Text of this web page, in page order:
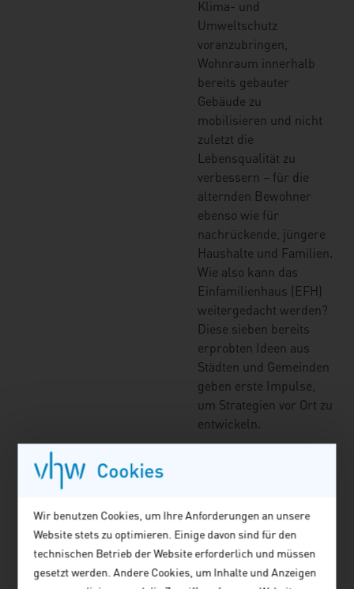
Cookies
Wir benutzen Cookies, um Ihre Anforderungen an unsere
Website stets zu optimieren. Einige davon sind für den
technischen Betrieb der Website erforderlich und müssen
gesetzt werden. Andere Cookies, um Inhalte und Anzeigen
Klima- und
Umweltschutz
voranzubringen,
Wohnraum innerhalb
bereits gebauter
Gebäude zu
mobilisieren und nicht
zuletzt die
Lebensqualität zu
verbessern – für die
alternden Bewohner
ebenso wie für
nachrückende, jüngere
Haushalte und Familien.
Wie also kann das
Einfamilienhaus (EFH)
weitergedacht werden?
Diese sieben bereits
erprobten Ideen aus
Städten und Gemeinden
geben erste Impulse,
um Strategien vor Ort zu
entwickeln.
Einfamilienhäuser
mit Potenzial
Nach wie vor wünschen
sich viele Menschen in